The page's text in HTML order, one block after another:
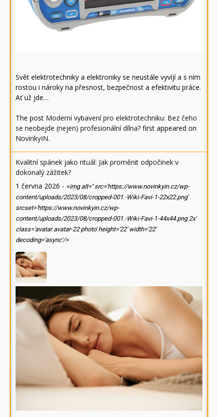
Svět elektrotechniky a elektroniky se neustále vyvíjí a s ním
rostou i nároky na přesnost, bezpečnost a efektivitu práce.
Ať už jde…
The post Moderní vybavení pro elektrotechniku: Bez čeho
se neobejde (nejen) profesionální dílna? first appeared on
NovinkyIN.
Kvalitní spánek jako rituál: Jak proměnit odpočinek v
dokonalý zážitek?
1 června 2026 - <img alt='' src='https://www.novinkyin.cz/wp-
content/uploads/2023/08/cropped-001.-Wiki-Favi-1-22x22.png'
srcset='https://www.novinkyin.cz/wp-
content/uploads/2023/08/cropped-001.-Wiki-Favi-1-44x44.png 2x'
class='avatar avatar-22 photo' height='22' width='22'
decoding='async'/>